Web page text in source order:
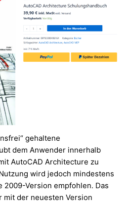
gehaltene
dem Anwender innerhalb
AutoCAD Architecture zu
wird jedoch mindestens
2009-Version empfohlen. Das
mit der neuesten Version